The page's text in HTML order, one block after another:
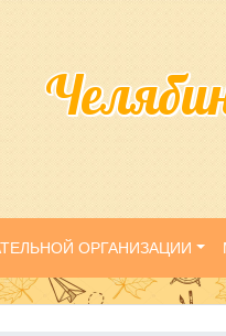
ОРГАНИЗАЦИИ